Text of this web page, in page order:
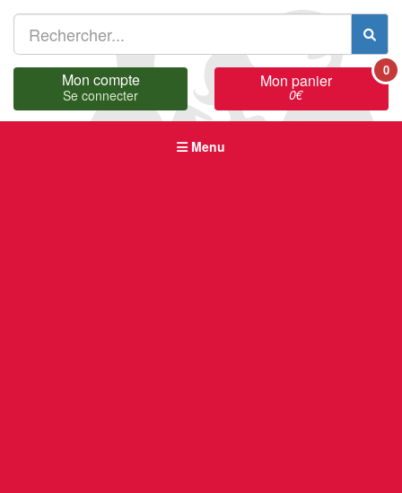
Mon compte
Se connecter
Mon panier
0€
0
Menu